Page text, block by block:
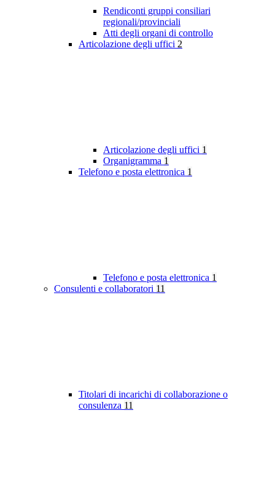
Rendiconti gruppi consiliari
regionali/provinciali
Atti degli organi di controllo
Articolazione degli uffici 2
Articolazione degli uffici 1
Organigramma 1
Telefono e posta elettronica 1
Telefono e posta elettronica 1
Consulenti e collaboratori 11
Titolari di incarichi di collaborazione o
consulenza 11